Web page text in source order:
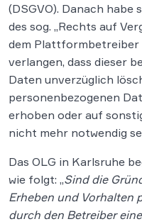
(DSGVO). Danach
des sog. „Rechts auf
dem Plattformbetreiber
verlangen, dass dieser
Daten unverzüglich
personenbezogenen
erhoben oder auf
nicht mehr notwendig
Das OLG in Karlsruhe
wie folgt: „Sind die
Erheben und Vorhalten
durch den Betreiber